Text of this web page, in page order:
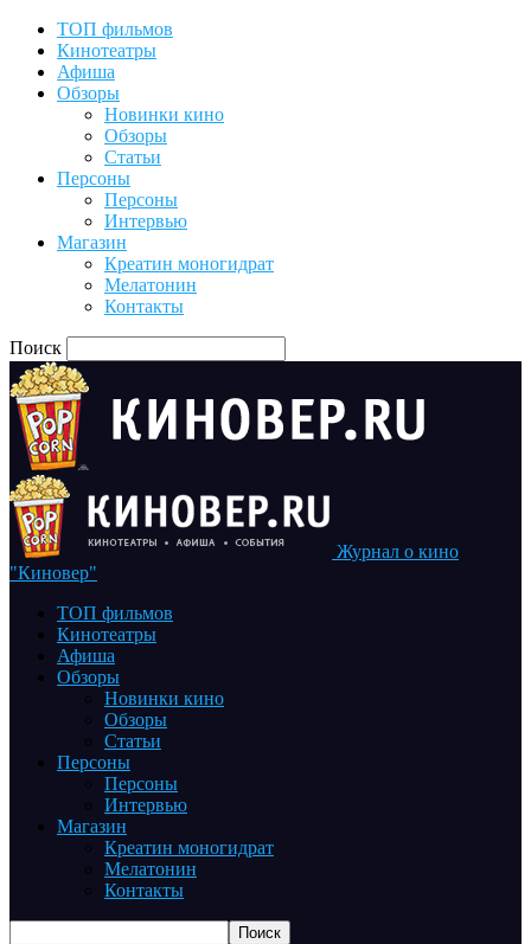
ТОП фильмов
Кинотеатры
Афиша
Обзоры
Новинки кино
Обзоры
Статьи
Персоны
Персоны
Интервью
Магазин
Креатин моногидрат
Мелатонин
Контакты
Поиск
Журнал о кино
"Киновер"
ТОП фильмов
Кинотеатры
Афиша
Обзоры
Новинки кино
Обзоры
Статьи
Персоны
Персоны
Интервью
Магазин
Креатин моногидрат
Мелатонин
Контакты